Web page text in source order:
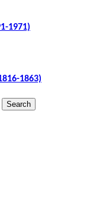
1971)
1863)